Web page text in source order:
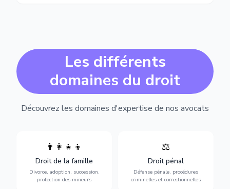
Les différents
domaines du droit
Découvrez les domaines d'expertise de nos avocats
👨‍👩‍👧‍👦
Droit de la famille
Divorce, adoption, succession,
protection des mineurs
Divorce, garde d'enfants,
adoption, succession et
protection des personnes
vulnérables.
⚖️
Droit pénal
Défense pénale, procédures
criminelles et correctionnelles
Expertise en matière pénale,
vue jusqu'au procès, pour
toute affaire correctionnelle
ou criminelle.